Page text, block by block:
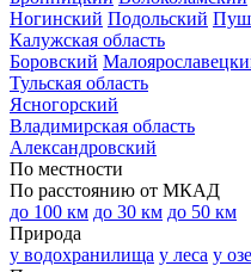
Ногинский Подольский
Калужская область
Боровский
Тульская область
Ясногорский
Владимирская область
Александровский
По местности
По расстоянию от МКАД
до 100 км до 30 км до 50 км
Природа
у водохранилища у леса у